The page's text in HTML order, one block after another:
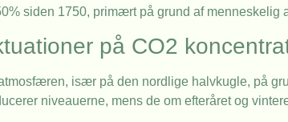
siden 1750, primært på grund af menneskelig
på CO2
især på den nordlige halvkugle, på
niveauerne, mens de om efteråret og